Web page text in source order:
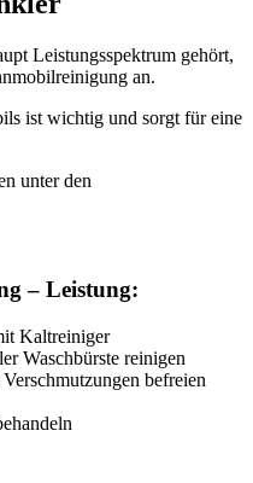
Leistungsspektrum gehört,
an.
ist wichtig und sorgt für eine
unter den
– Leistung:
Kaltreiniger
Waschbürste reinigen
befreien